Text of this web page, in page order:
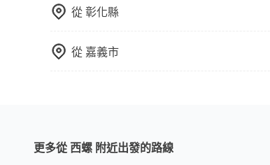
從彰化縣
從 嘉義市
更多從 西螺 附近出發的路線